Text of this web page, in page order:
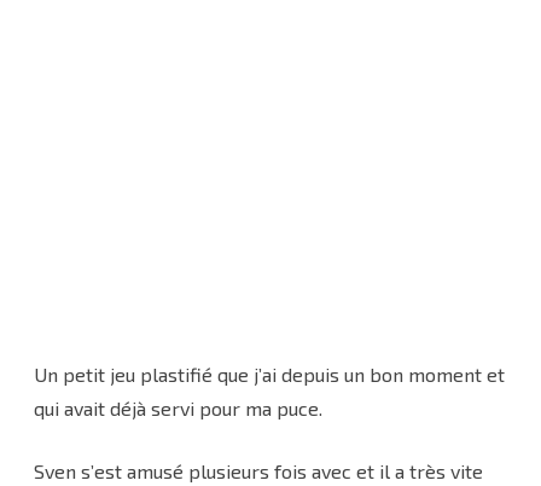
Un petit jeu plastifié que j’ai depuis un bon moment et
qui avait déjà servi pour ma puce.
Sven s’est amusé plusieurs fois avec et il a très vite